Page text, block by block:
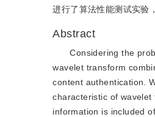
进行了算法性能测试实验
Abstract
Considering the
wavelet transform
content authentication.
characteristic of
information is included